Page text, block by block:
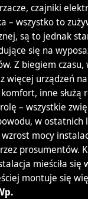
czajniki
– wszystko to
są to jednak
się na
Z biegiem czasu,
więcej urządzeń
inne służą
– wszystkie
w ostatnich
mocy
prosumentów.
mieściła się
montuje się